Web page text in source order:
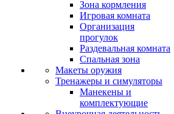
Зона кормления
Игровая комната
Организация
прогулок
Раздевальная комната
Спальная зона
Макеты оружия
Тренажеры и симуляторы
Манекены и
комплектующие